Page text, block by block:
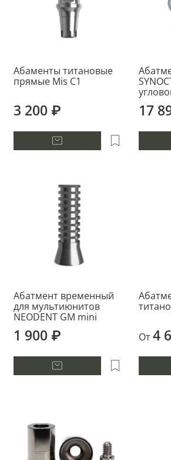
Абаменты титановые
прямые Mis C1
3 200 ₽ 17
Абатмент временный
для мультиюнитов
NEODENT GM mini
1 900 ₽ От4